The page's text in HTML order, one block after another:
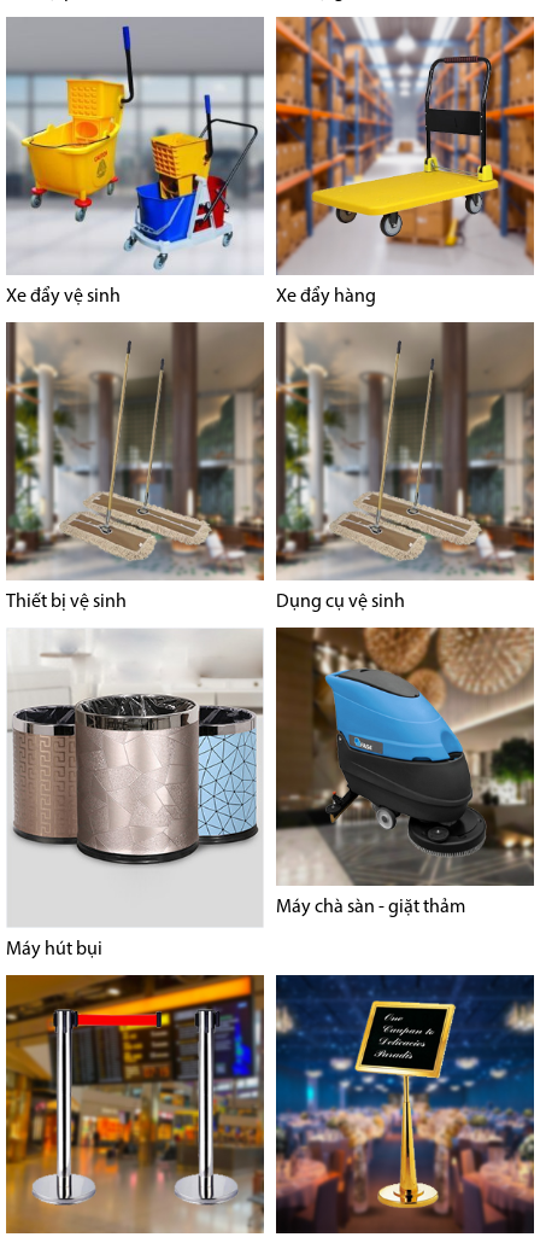
Xe đẩy vệ sinh Xe đẩy hàng
Thiết bị vệ sinh Dụng cụ vệ sinh
Máy hút bụi
Máy chà sàn - giặt thảm